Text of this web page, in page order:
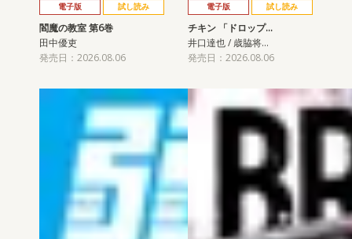
電子版 試し読み
閻魔の教室 第6巻
田中優吏
発売日：2026.08.06
電子版 試し読み
チキン 「ドロップ…
井口達也 / 歳脇将…
発売日：2026.08.06